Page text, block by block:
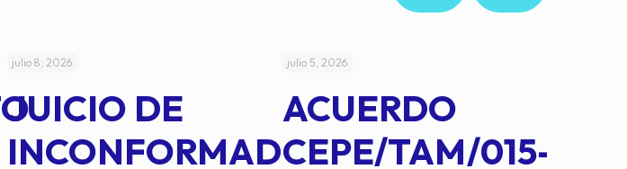
julio 8, 2026
JUICIO DE
INCONFORMAD
julio 5, 2026
ACUERDO
CEPE/TAM/015-